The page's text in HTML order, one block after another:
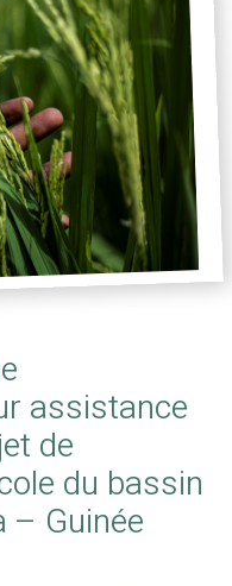
assistance
de
du bassin
– Guinée